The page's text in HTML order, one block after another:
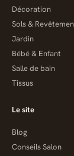
Décoration
Sols &
Jardin
Bébé & Enfant
Salle de bain
Tissus
Le site
Blog
Conseils Salon